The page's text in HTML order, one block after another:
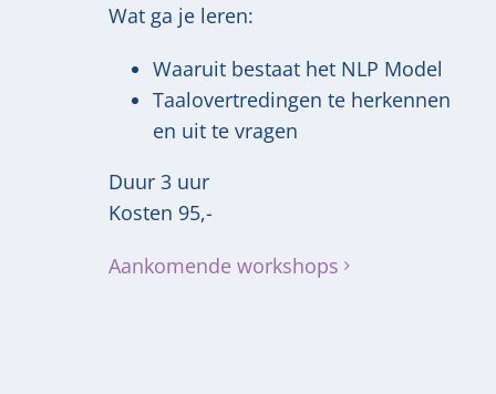
Wat ga je leren:
Waaruit bestaat het NLP Model
Taalovertredingen te herkennen
en uit te vragen
Duur 3 uur
Kosten 95,-
Aankomende workshops